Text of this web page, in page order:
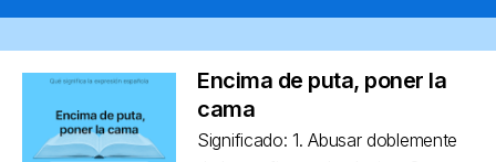
Encima de puta, poner la
cama
Significado: 1. Abusar doblemente